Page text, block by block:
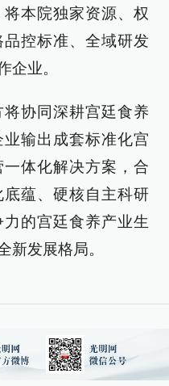
本院独家资源、权
控标准、全域研发
企业。
协同深耕宫廷食养
输出成套标准化宫
体化解决方案，合
蕴、硬核自主科研
的宫廷食养产业生
新发展格局。